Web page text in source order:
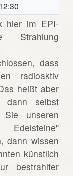
hier im EPI-
Strahlung
dass
radioaktiv
heißt aber
dann selbst
Sie unseren
dann wissen
künstlich
bestrahlter